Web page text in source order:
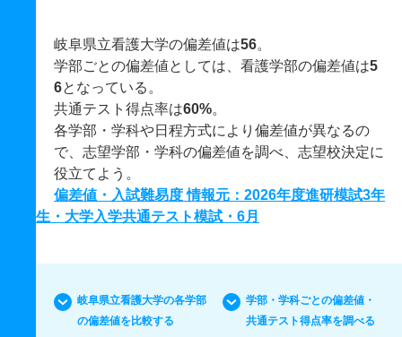
岐阜県立看護大学の偏差値は56。
学部ごとの偏差値としては、看護学部の偏差値は5
6となっている。
共通テスト得点率は60%。
各学部・学科や日程方式により偏差値が異なるの
で、志望学部・学科の偏差値を調べ、志望校決定に
役立てよう。
偏差値・入試難易度 情報元：2026年度進研模試3年
生・大学入学共通テスト模試・6月
岐阜県立看護大学の各学部
の偏差値を比較する
学部・学科ごとの偏差値・
共通テスト得点率を調べる